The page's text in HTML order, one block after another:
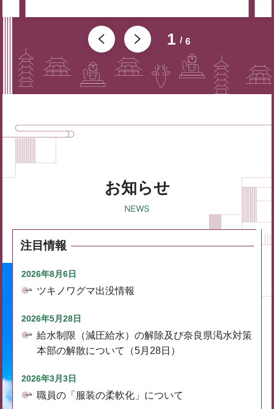
1 6
お知らせ
注目情報
2026年8月6日
ツキノワグマ出没情報
2026年5月28日
給水制限（減圧給水）の解除及び奈良県渇水対策
本部の解散について（5月28日）
2026年3月3日
職員の「服装の柔軟化」について